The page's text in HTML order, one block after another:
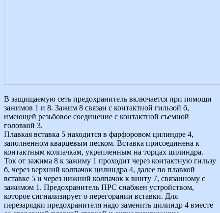
В защищаемую сеть предохранитель включается при помощи
зажимов 1 и 8. Зажим 8 связан с контактной гильзой б,
имеющей резьбовое соединение с контактной съемной
головкой 3.
Плавкая вставка 5 находится в фарфоровом цилиндре 4,
заполненном кварцевым песком. Вставка присоединена к
контактным колпачкам, укрепленным на торцах цилиндра.
Ток от зажима 8 к зажиму 1 проходит через контактную гильзу
б, через верхний колпачок цилиндра 4, далее по плавкой
вставке 5 и через нижний колпачок к винту 7, связанному с
зажимом 1. Предохранитель ПРС снабжен устройством,
которое сигнализирует о перегорании вставки. Для
перезарядки предохранителя надо заменить цилиндр 4 вместе